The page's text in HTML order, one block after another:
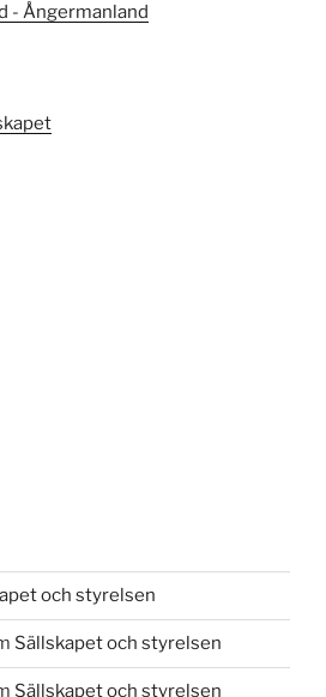
- Ångermanland
och styrelsen
Sällskapet och styrelsen
Sällskapet och styrelsen